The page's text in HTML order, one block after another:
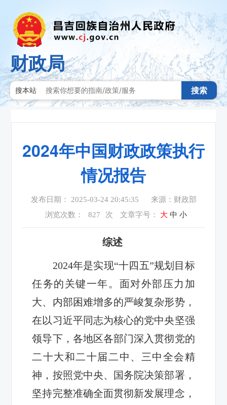
财政局
搜本站 搜索
2024年中国财政政策执行
情况报告
发布日期： 2025-03-24 20:45:35
来源：财政部
浏览次数：
827 次 文章字号： 大 中 小
综述
2024年是实现“十四五”规划目标
任务的关键一年。面对外部压力加
大、内部困难增多的严峻复杂形势，
在以习近平同志为核心的党中央坚强
领导下，各地区各部门深入贯彻党的
二十大和二十届二中、三中全会精
神，按照党中央、国务院决策部署，
坚持完整准确全面贯彻新发展理念，